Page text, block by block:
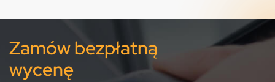
Zamów bezpłatną
wycenę